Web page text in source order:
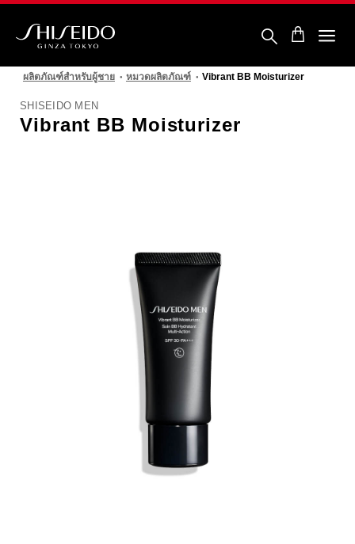
ข้าม
เซ
โด้ผลิตภัณฑ์สำหรับผู้ชาย หมวดผลิตภัณฑ์ Vibrant BB Moisturizer
SHISEIDO MEN
Vibrant BB Moisturizer